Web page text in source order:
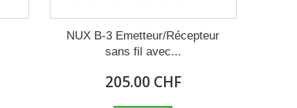
NUX B-3 Emetteur/Récepteur
sans fil avec...
205.00 CHF